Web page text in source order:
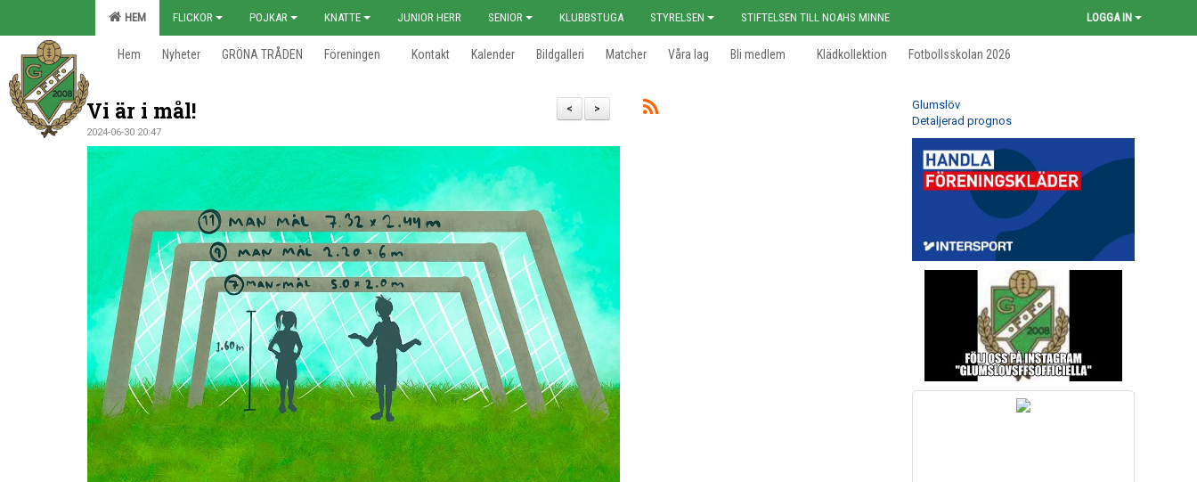
HEM FLICKOR POJKAR KNATTE JUNIOR HERR SENIOR KLUBBSTUGA STYRELSEN STIFTELSEN TILL NOAHS MINNE LOGGA IN
Hem Nyheter GRÖNA TRÅDEN Föreningen Kontakt Kalender Bildgalleri Matcher Våra lag Bli medlem Klädkollektion Fotbollsskolan 2026
>
<
Vi är i mål!
2024-06-30 20:47
Glumslöv
Detaljerad prognos